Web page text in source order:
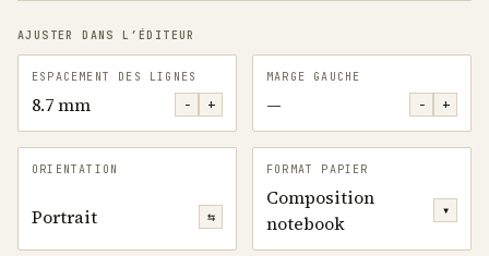
AJUSTER DANS L’ÉDITEUR
ESPACEMENT DES LIGNES
8.7 mm − +
MARGE GAUCHE
— − +
ORIENTATION
Portrait ⇆
FORMAT PAPIER
Composition
notebook
▾